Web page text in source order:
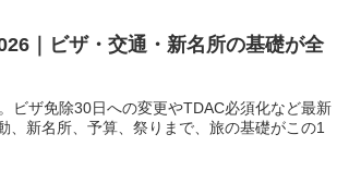
｜ビザ・交通・新名所の基礎が全
ビザ免除30日への変更やTDAC必須化など最新
、新名所、予算、祭りまで、旅の基礎がこの1